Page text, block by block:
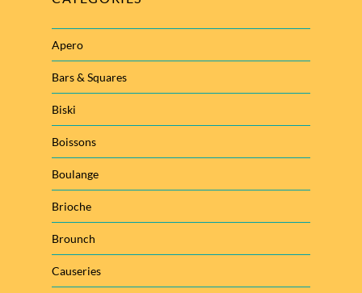
Apero
Bars & Squares
Biski
Boissons
Boulange
Brioche
Brounch
Causeries